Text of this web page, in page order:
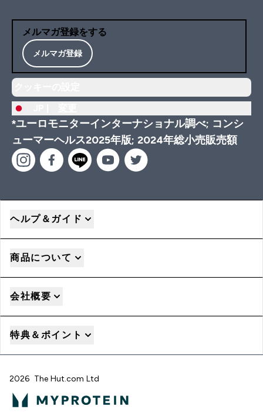
メルマガ登録をする
メルマガ登録
*ユーロモニターインターナショナル調べ; コンシ
ューマーヘルス2025年版; 2024年総小売販売額
ヘルプ＆ガイド
商品について
会社概要
特典＆ポイント
2026 The Hut.com Ltd